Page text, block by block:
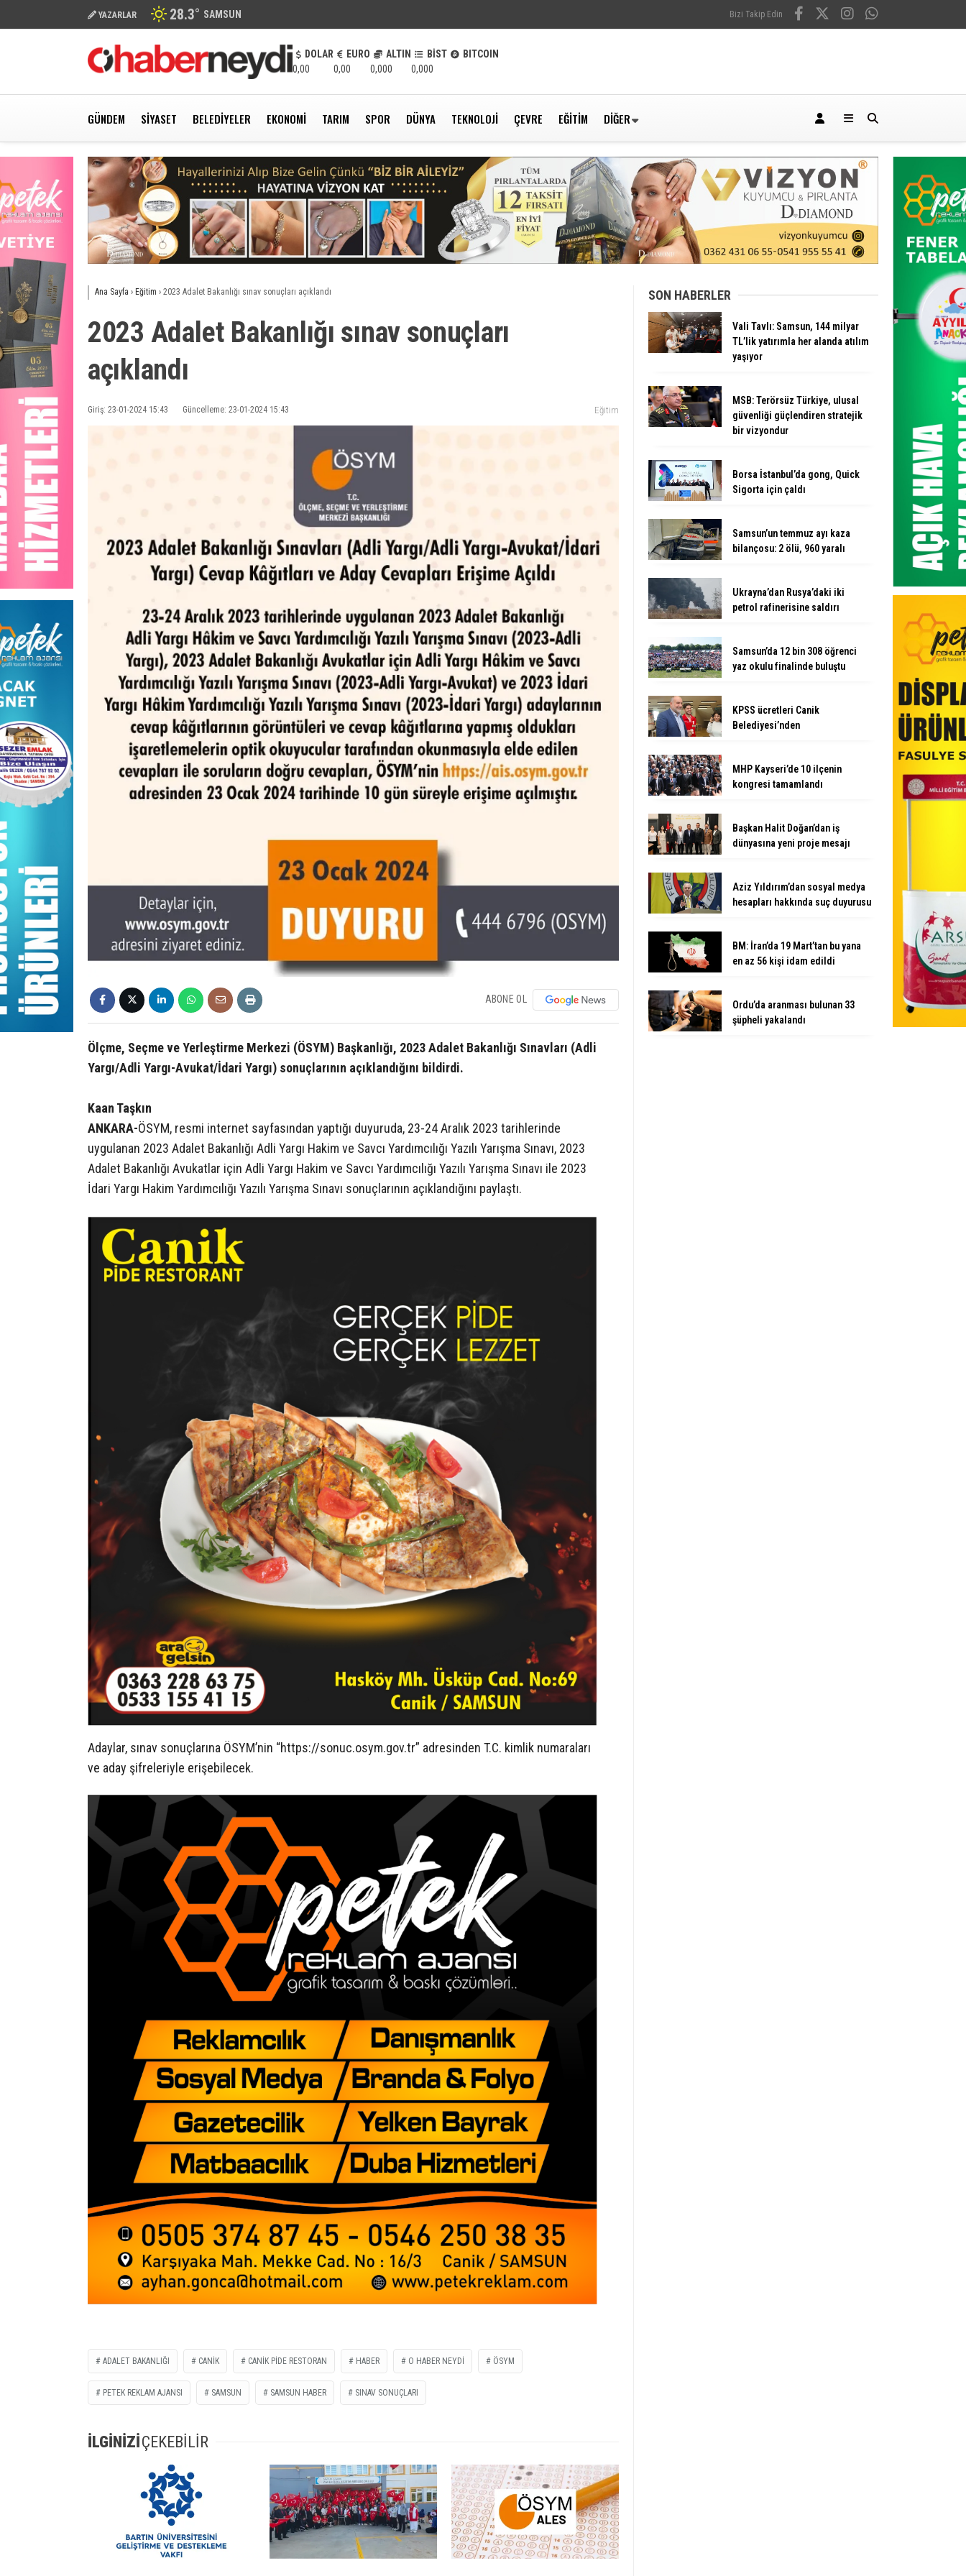
YAZARLAR 28.3° SAMSUN Bizi Takip Edin
DOLAR
0,00
EURO
0,00
ALTIN
0,000
BİST
0,000
BITCOIN
GÜNDEM SIYASET BELEDIYELER EKONOMI TARIM SPOR DÜNYA TEKNOLOJI ÇEVRE EĞITIM DIĞER
Ana Sayfa › Eğitim › 2023 Adalet Bakanlığı sınav sonuçları açıklandı
2023 Adalet Bakanlığı sınav sonuçları
açıklandı
Giriş: 23-01-2024 15:43 Güncelleme: 23-01-2024 15:43 Eğitim
ABONE OL
Ölçme, Seçme ve Yerleştirme Merkezi (ÖSYM) Başkanlığı, 2023 Adalet Bakanlığı Sınavları (Adli
Yargı/Adli Yargı-Avukat/İdari Yargı) sonuçlarının açıklandığını bildirdi.
Kaan Taşkın
ANKARA-ÖSYM, resmi internet sayfasından yaptığı duyuruda, 23-24 Aralık 2023 tarihlerinde
uygulanan 2023 Adalet Bakanlığı Adli Yargı Hakim ve Savcı Yardımcılığı Yazılı Yarışma Sınavı, 2023
Adalet Bakanlığı Avukatlar için Adli Yargı Hakim ve Savcı Yardımcılığı Yazılı Yarışma Sınavı ile 2023
İdari Yargı Hakim Yardımcılığı Yazılı Yarışma Sınavı sonuçlarının açıklandığını paylaştı.
Adaylar, sınav sonuçlarına ÖSYM’nin “https://sonuc.osym.gov.tr” adresinden T.C. kimlik numaraları
ve aday şifreleriyle erişebilecek.
ADALET BAKANLIĞI CANİK CANİK PİDE RESTORAN HABER O HABER NEYDİ ÖSYM
PETEK REKLAM AJANSI SAMSUN SAMSUN HABER SINAV SONUÇLARI
İLGİNİZİÇEKEBİLİR
SON HABERLER
Vali Tavlı: Samsun, 144 milyar
TL’lik yatırımla her alanda atılım
yaşıyor
MSB: Terörsüz Türkiye, ulusal
güvenliği güçlendiren stratejik
bir vizyondur
Borsa İstanbul’da gong, Quick
Sigorta için çaldı
Samsun’un temmuz ayı kaza
bilançosu: 2 ölü, 960 yaralı
Ukrayna’dan Rusya’daki iki
petrol rafinerisine saldırı
Samsun’da 12 bin 308 öğrenci
yaz okulu finalinde buluştu
KPSS ücretleri Canik
Belediyesi’nden
MHP Kayseri’de 10 ilçenin
kongresi tamamlandı
Başkan Halit Doğan’dan iş
dünyasına yeni proje mesajı
Aziz Yıldırım’dan sosyal medya
hesapları hakkında suç duyurusu
BM: İran’da 19 Mart’tan bu yana
en az 56 kişi idam edildi
Ordu’da aranması bulunan 33
şüpheli yakalandı